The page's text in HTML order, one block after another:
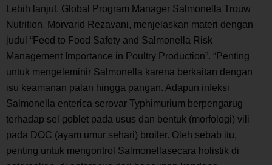
Lebih lanjut, Global Program Manager Salmonella Trouw
Nutrition, Morvarid Rezavani, menjelaskan materi dengan
judul “Feed to Food Safety and Salmonella Risk
Management Importance in Poultry Production”. “Penting
untuk mengeleminir Salmonella karena berkaitan dengan
isu keamanan palan hingga pangan. Adapun infeksi
Salmonella enterica serovar Typhimurium berpengarug
terhadap sel goblet pada usus dan bentuk (morfologi) vili
pada DOC (ayam umur sehari) broiler. Oleh sebab itu,
penting untuk mengontrol Salmonellasecara holistik di